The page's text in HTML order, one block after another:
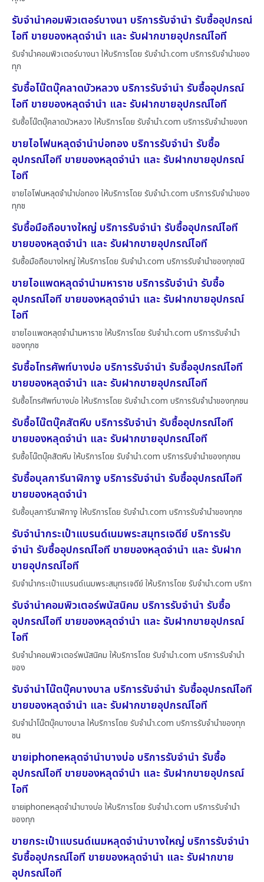
รับจำนำคอมพิวเตอร์บางนา บริการรับจำนำ รับซื้ออุปกรณ์
ไอที ขายของหลุดจำนำ และ รับฝากขายอุปกรณ์ไอที
รับจำนำคอมพิวเตอร์บางนา ให้บริการโดย รับจํานํา.com บริการรับจำนำของ
ทุก
รับซื้อโน๊ตบุ๊คลาดบัวหลวง บริการรับจำนำ รับซื้ออุปกรณ์
ไอที ขายของหลุดจำนำ และ รับฝากขายอุปกรณ์ไอที
รับซื้อโน๊ตบุ๊คลาดบัวหลวง ให้บริการโดย รับจํานํา.com บริการรับจำนำของท
ขายไอโฟนหลุดจำนำบ่อทอง บริการรับจำนำ รับซื้อ
อุปกรณ์ไอที ขายของหลุดจำนำ และ รับฝากขายอุปกรณ์
ไอที
ขายไอโฟนหลุดจำนำบ่อทอง ให้บริการโดย รับจํานํา.com บริการรับจำนำของ
ทุกช
รับซื้อมือถือบางใหญ่ บริการรับจำนำ รับซื้ออุปกรณ์ไอที
ขายของหลุดจำนำ และ รับฝากขายอุปกรณ์ไอที
รับซื้อมือถือบางใหญ่ ให้บริการโดย รับจํานํา.com บริการรับจำนำของทุกชนิ
ขายไอแพดหลุดจำนำมหาราช บริการรับจำนำ รับซื้อ
อุปกรณ์ไอที ขายของหลุดจำนำ และ รับฝากขายอุปกรณ์
ไอที
ขายไอแพดหลุดจำนำมหาราช ให้บริการโดย รับจํานํา.com บริการรับจำนำ
ของทุกช
รับซื้อโทรศัพท์บางบ่อ บริการรับจำนำ รับซื้ออุปกรณ์ไอที
ขายของหลุดจำนำ และ รับฝากขายอุปกรณ์ไอที
รับซื้อโทรศัพท์บางบ่อ ให้บริการโดย รับจํานํา.com บริการรับจำนำของทุกชน
รับซื้อโน๊ตบุ๊คสัตหีบ บริการรับจำนำ รับซื้ออุปกรณ์ไอที
ขายของหลุดจำนำ และ รับฝากขายอุปกรณ์ไอที
รับซื้อโน๊ตบุ๊คสัตหีบ ให้บริการโดย รับจํานํา.com บริการรับจำนำของทุกชน
รับซื้อบุลการีนาฬิกางู บริการรับจำนำ รับซื้ออุปกรณ์ไอที
ขายของหลุดจำนำ
รับซื้อบุลการีนาฬิกางู ให้บริการโดย รับจํานํา.com บริการรับจำนำของทุกช
รับจำนำกระเป๋าแบรนด์เนมพระสมุทรเจดีย์ บริการรับ
จำนำ รับซื้ออุปกรณ์ไอที ขายของหลุดจำนำ และ รับฝาก
ขายอุปกรณ์ไอที
รับจำนำกระเป๋าแบรนด์เนมพระสมุทรเจดีย์ ให้บริการโดย รับจํานํา.com บริกา
รับจำนำคอมพิวเตอร์พนัสนิคม บริการรับจำนำ รับซื้อ
อุปกรณ์ไอที ขายของหลุดจำนำ และ รับฝากขายอุปกรณ์
ไอที
รับจำนำคอมพิวเตอร์พนัสนิคม ให้บริการโดย รับจํานํา.com บริการรับจำนำ
ของ
รับจำนำโน๊ตบุ๊คบางบาล บริการรับจำนำ รับซื้ออุปกรณ์ไอที
ขายของหลุดจำนำ และ รับฝากขายอุปกรณ์ไอที
รับจำนำโน๊ตบุ๊คบางบาล ให้บริการโดย รับจํานํา.com บริการรับจำนำของทุก
ชน
ขายiphoneหลุดจำนำบางบ่อ บริการรับจำนำ รับซื้อ
อุปกรณ์ไอที ขายของหลุดจำนำ และ รับฝากขายอุปกรณ์
ไอที
ขายiphoneหลุดจำนำบางบ่อ ให้บริการโดย รับจํานํา.com บริการรับจำนำ
ของทุก
ขายกระเป๋าแบรนด์เนมหลุดจำนำบางใหญ่ บริการรับจำนำ
รับซื้ออุปกรณ์ไอที ขายของหลุดจำนำ และ รับฝากขาย
อุปกรณ์ไอที